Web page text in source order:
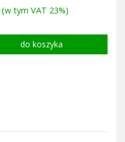
(w tym VAT 23%)